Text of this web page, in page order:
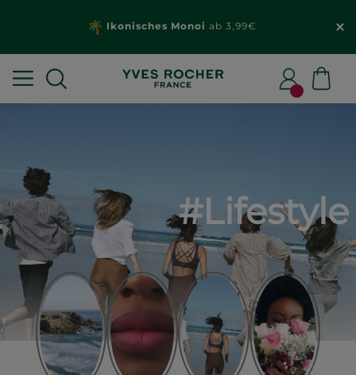
Ikonisches Monoi ab 3,99€
#Lifestyle